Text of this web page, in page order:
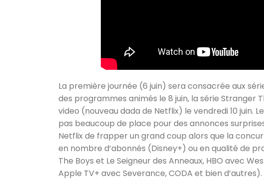
La première journée (6 juin) sera consacrée aux
des programmes animés le 8 juin, la série Stranger
video (nouveau dada de Netflix) le vendredi 10 juin.
pas beaucoup de place pour des annonces
Netflix de frapper un grand coup alors que la
en nombre d’abonnés (Disney+) ou en qualité de
The Boys et Le Seigneur des Anneaux, HBO avec
Apple TV+ avec Severance, CODA et bien d’autres).